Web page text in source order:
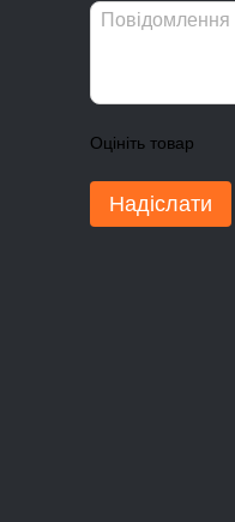
Оцініть товар
Надіслати